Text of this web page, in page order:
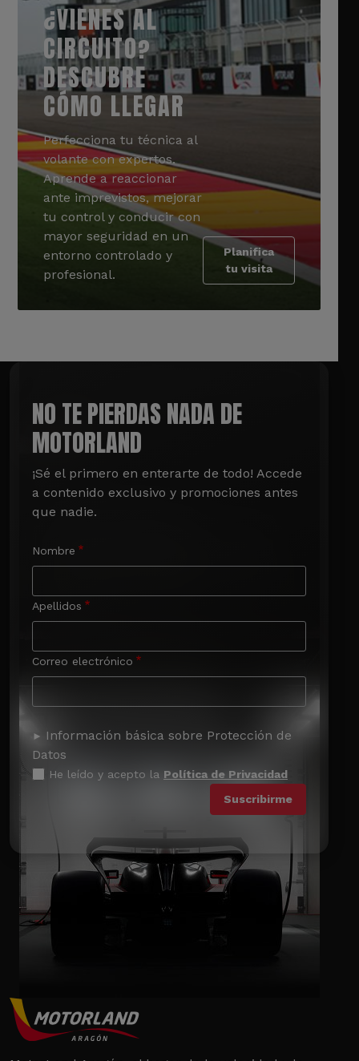
¿VIENES AL
CIRCUITO?
DESCUBRE
CÓMO LLEGAR
Perfecciona tu técnica al
volante con expertos.
Aprende a reaccionar
ante imprevistos, mejorar
tu control y conducir con
mayor seguridad en un
entorno controlado y
profesional.
Planifica
tu visita
NO TE PIERDAS NADA DE
MOTORLAND
¡Sé el primero en enterarte de todo! Accede
a contenido exclusivo y promociones antes
que nadie.
Nombre
Apellidos
Correo electrónico
Información básica sobre Protección de
Datos
He leído y acepto la Política de Privacidad